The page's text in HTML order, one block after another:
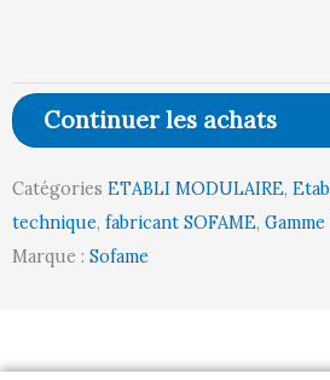
P750
MELAMINE
hauteur
Continuer les achats
Catégories ETABLI MODULAIRE,
technique, fabricant SOFAME,
Marque : Sofame